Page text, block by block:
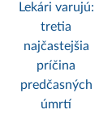
Lekári varujú:
tretia
najčastejšia
príčina
predčasných
úmrtí